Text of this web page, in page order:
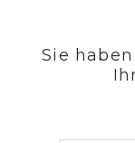
Sie